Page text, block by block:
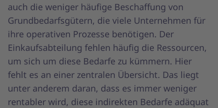
auch die weniger häufige Beschaffung von
Grundbedarfsgütern, die viele Unternehmen für
ihre operativen Prozesse benötigen. Der
Einkaufsabteilung fehlen häufig die Ressourcen,
um sich um diese Bedarfe zu kümmern. Hier
fehlt es an einer zentralen Übersicht. Das liegt
unter anderem daran, dass es immer weniger
rentabler wird, diese indirekten Bedarfe adäquat